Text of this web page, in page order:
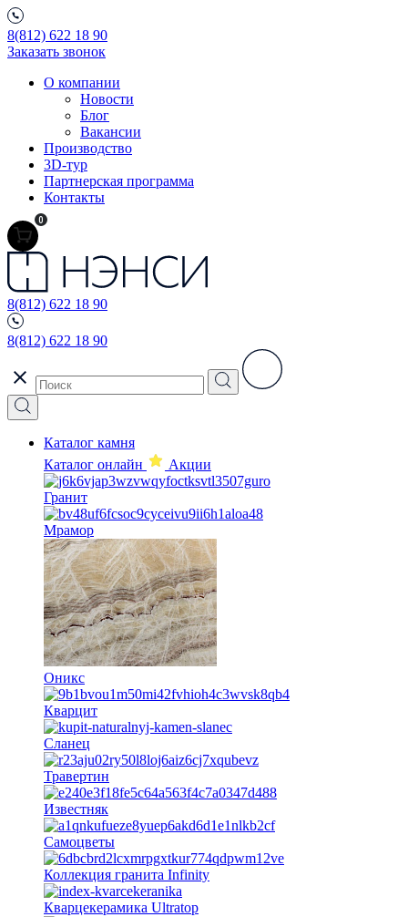
8(812) 622 18 90
Заказать звонок
О компании
Новости
Блог
Вакансии
Производство
3D-тур
Партнерская программа
Контакты
0
8(812) 622 18 90
8(812) 622 18 90
Каталог камня
Каталог онлайн
Акции
Гранит
Мрамор
Оникс
Кварцит
Сланец
Травертин
Известняк
Самоцветы
Коллекция гранита Infinity
Кварцекерамика Ultratop